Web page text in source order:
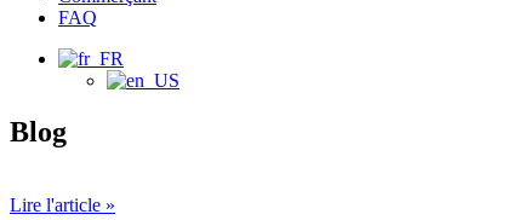
FAQ
Blog
Lire l'article »